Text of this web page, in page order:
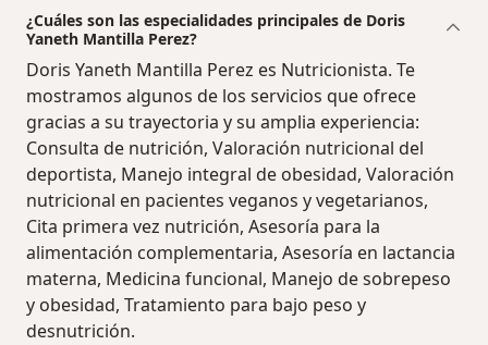
¿Cuáles son las especialidades principales de Doris
Yaneth Mantilla Perez?
Doris Yaneth Mantilla Perez es Nutricionista. Te
mostramos algunos de los servicios que ofrece
gracias a su trayectoria y su amplia experiencia:
Consulta de nutrición, Valoración nutricional del
deportista, Manejo integral de obesidad, Valoración
nutricional en pacientes veganos y vegetarianos,
Cita primera vez nutrición, Asesoría para la
alimentación complementaria, Asesoría en lactancia
materna, Medicina funcional, Manejo de sobrepeso
y obesidad, Tratamiento para bajo peso y
desnutrición.